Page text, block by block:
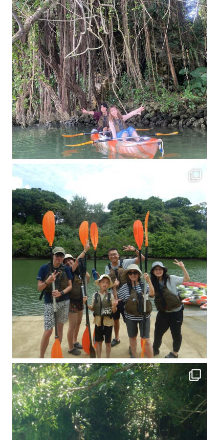
梅雨真っ只中の沖縄ですが 今日もカンカンに晴れてくれました！！
今日は満潮だっ
引き潮だったの